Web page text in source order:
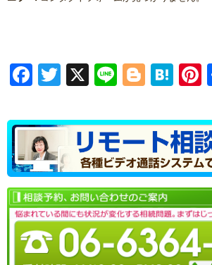
Facebook
Twitter
X Line